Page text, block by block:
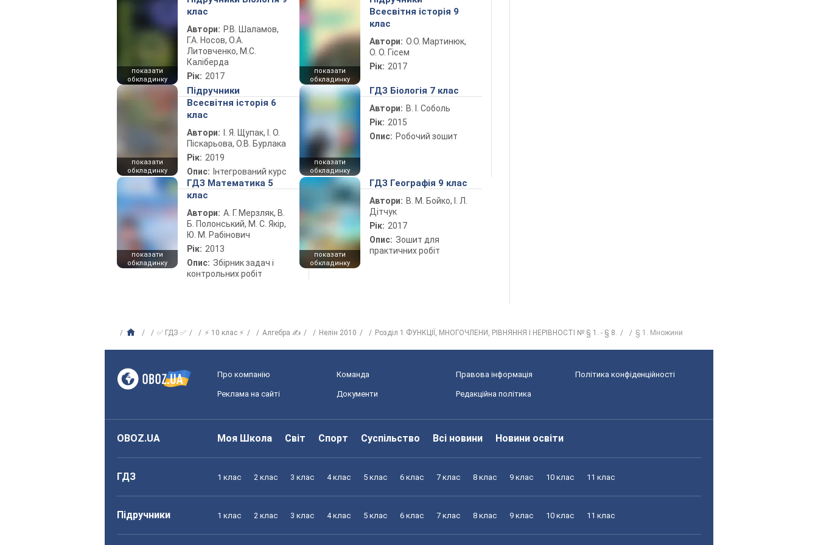
показати
обкладинку
клас
Автори: Р.В. Шаламов,
Г.А. Носов, О.А.
Литовченко, М.С.
Каліберда
Рік: 2017
показати
обкладинку
Всесвітня історія 9
клас
Автори: О.О. Мартинюк,
О. О. Гісем
Рік: 2017
показати
обкладинку
Підручники
Всесвітня історія 6
клас
Автори:
І. Я. Щупак, І. О.
Піскарьова, О.В. Бурлака
Рік: 2019
Опис: Інтегрований курс
показати
обкладинку
ГДЗ Біологія 7 клас
Автори: В. І. Соболь
Рік: 2015
Опис: Робочий зошит
показати
обкладинку
ГДЗ Математика 5
клас
Автори: А. Г. Мерзляк, В.
Б. Полонський, М. С. Якір,
Ю. М. Рабінович
Рік: 2013
Опис: Збірник задач і
контрольних робіт
показати
обкладинку
ГДЗ Географія 9 клас
Автори: В. М. Бойко, І. Л.
Дітчук
Рік: 2017
Опис: Зошит для
практичних робіт
✅ ГДЗ ✅ ⚡ 10 клас ⚡ Алгебра ✍ Нелін 2010 Розділ 1 ФУНКЦІЇ, МНОГОЧЛЕНИ, РІВНЯННЯ І НЕРІВНОСТІ № § 1. - § 8. § 1. Множини
Про компанію Команда Правова інформація Політика конфіденційності
Реклама на сайті Документи Редакційна політика
OBOZ.UA Моя Школа Світ Спорт Суспільство Всі новини Новини освіти
ГДЗ 1 клас 2 клас 3 клас 4 клас 5 клас 6 клас 7 клас 8 клас 9 клас 10 клас 11 клас
Підручники 1 клас 2 клас 3 клас 4 клас 5 клас 6 клас 7 клас 8 клас 9 клас 10 клас 11 клас